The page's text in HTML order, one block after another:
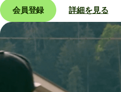
会員登録 詳細を見る